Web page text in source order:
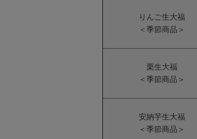
りんご生大福
＜季節商品＞
栗生大福
＜季節商品＞
安納芋生大福
＜季節商品＞